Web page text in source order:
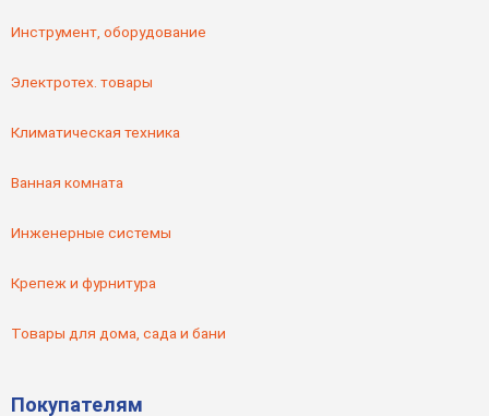
Инструмент, оборудование
Электротех. товары
Климатическая техника
Ванная комната
Инженерные системы
Крепеж и фурнитура
Товары для дома, сада и бани
Покупателям